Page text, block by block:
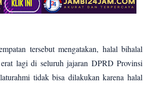
tersebut mengatakan, halal bihalal
lagi di seluruh jajaran DPRD Provinsi
tidak bisa dilakukan karena halal